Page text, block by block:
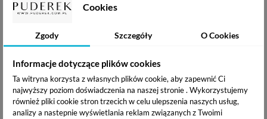
Cookies
Zgody Szczegóły O Cookies
Informacje dotyczące plików cookies
Ta witryna korzysta z własnych plików cookie, aby zapewnić Ci
najwyższy poziom doświadczenia na naszej stronie . Wykorzystujemy
również pliki cookie stron trzecich w celu ulepszenia naszych usług,
analizy a nastepnie wyświetlania reklam związanych z Twoimi
CLARESA MAKEUP PRODUKTY
POWIĄZANE